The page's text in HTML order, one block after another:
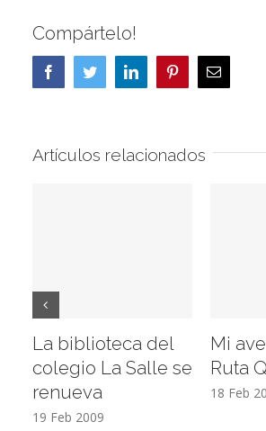
Compártelo!
FacebookTwitterLinkedInPinterestCorreo
Artículos relacionados
La biblioteca del
colegio La Salle se
renueva
19 Feb 2009
Mi
Ruta
18 Feb